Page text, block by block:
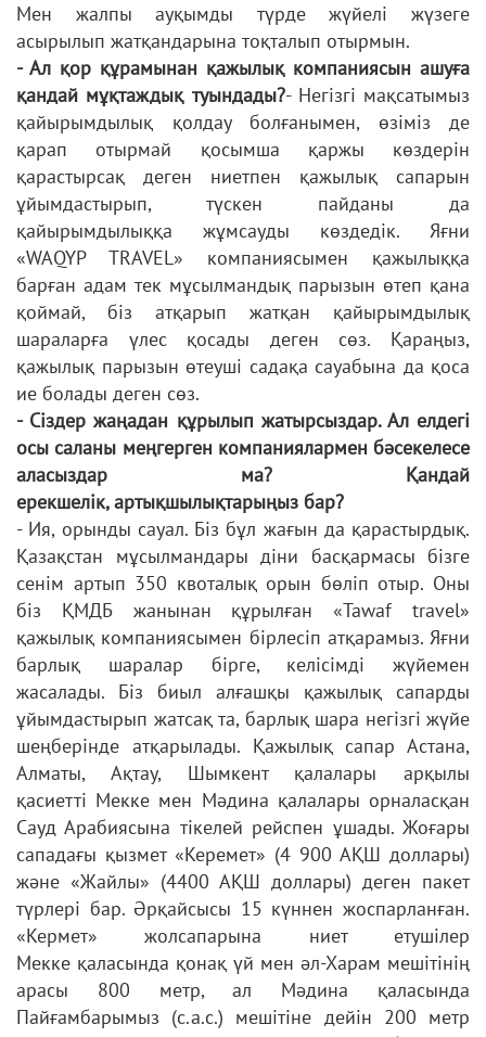
Мен жалпы ауқымды түрде жүйелі жүзеге
асырылып жатқандарына тоқталып отырмын.
- Ал қор құрамынан қажылық компаниясын ашуға
қандай мұқтаждық туындады?- Негізгі мақсатымыз
қайырымдылық қолдау болғанымен, өзіміз де
қарап отырмай қосымша қаржы көздерін
қарастырсақ деген ниетпен қажылық сапарын
ұйымдастырып, түскен пайданы да
қайырымдылыққа жұмсауды көздедік. Яғни
«WAQYP TRAVEL» компаниясымен қажылыққа
барған адам тек мұсылмандық парызын өтеп қана
қоймай, біз атқарып жатқан қайырымдылық
шараларға үлес қосады деген сөз. Қараңыз,
қажылық парызын өтеуші садақа сауабына да қоса
ие болады деген сөз.
- Сіздер жаңадан құрылып жатырсыздар. Ал елдегі
осы саланы меңгерген компаниялармен бәсекелесе
аласыздар ма? Қандай
ерекшелік,артықшылықтарыңыз бар?
- Ия, орынды сауал. Біз бұл жағын да қарастырдық.
Қазақстан мұсылмандары діни басқармасы бізге
сенім артып 350 квоталық орын бөліп отыр. Оны
біз ҚМДБ жанынан құрылған «Tawaf travel»
қажылық компаниясымен бірлесіп атқарамыз. Яғни
барлық шаралар бірге, келісімді жүйемен
жасалады. Біз биыл алғашқы қажылық сапарды
ұйымдастырып жатсақ та, барлық шара негізгі жүйе
шеңберінде атқарылады. Қажылық сапар Астана,
Алматы, Ақтау, Шымкент қалалары арқылы
қасиетті Мекке мен Мәдина қалалары орналасқан
Сауд Арабиясына тікелей рейспен ұшады. Жоғары
сападағы қызмет «Керемет» (4 900 АҚШ доллары)
және «Жайлы» (4400 АҚШ доллары) деген пакет
түрлері бар. Әрқайсысы 15 күннен жоспарланған.
«Кермет» жолсапарына ниет етушілер
Мекке қаласында қонақ үй мен әл-Харам мешітінің
арасы 800 метр, ал Мәдина қаласында
Пайғамбарымыз (с.а.с.) мешітіне дейін 200 метр